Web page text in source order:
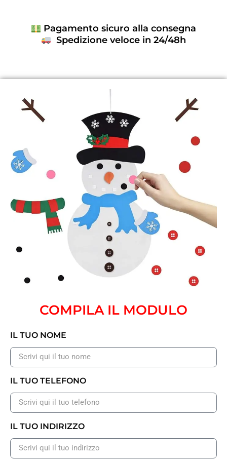
Pagamento sicuro alla consegna
Spedizione veloce in 24/48h
COMPILA IL MODULO
IL TUO NOME
IL TUO TELEFONO
IL TUO INDIRIZZO